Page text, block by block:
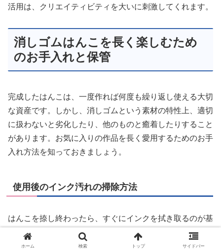
活用は、クリエイティビティを大いに刺激してくれます。
消しゴムはんこを長く楽しむため
のお手入れと保管
完成したはんこは、一度作れば何度も繰り返し使える大切
な資産です。しかし、消しゴムという素材の特性上、適切
に扱わないと劣化したり、他のものと癒着したりすること
があります。お気に入りの作品を長く愛用するためのお手
入れ方法を知っておきましょう。
使用後のインク汚れの掃除方法
はんこを捺し終わったら、すぐにインクを拭き取るのが基
本です。まずは乾いた紙に何度も捺して、インクが付かな
くなるまで出し切ります。これだけでも十分ですが、細か
ホーム 検索 トップ サイドバー